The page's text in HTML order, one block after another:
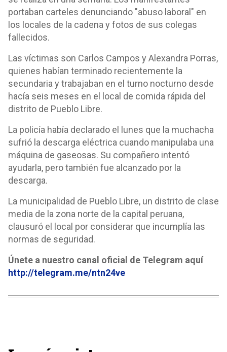
portaban carteles denunciando "abuso laboral" en
los locales de la cadena y fotos de sus colegas
fallecidos.
Las víctimas son Carlos Campos y Alexandra Porras,
quienes habían terminado recientemente la
secundaria y trabajaban en el turno nocturno desde
hacía seis meses en el local de comida rápida del
distrito de Pueblo Libre.
La policía había declarado el lunes que la muchacha
sufrió la descarga eléctrica cuando manipulaba una
máquina de gaseosas. Su compañero intentó
ayudarla, pero también fue alcanzado por la
descarga.
La municipalidad de Pueblo Libre, un distrito de clase
media de la zona norte de la capital peruana,
clausuró el local por considerar que incumplía las
normas de seguridad.
Únete a nuestro canal oficial de Telegram aquí
http://telegram.me/ntn24ve